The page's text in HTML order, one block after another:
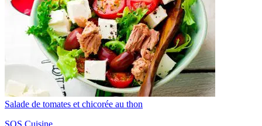
Salade de tomates et chicorée au thon
SOS Cuisine